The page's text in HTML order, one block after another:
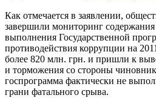
Как отмечается в заявлении,
завершили мониторинг
выполнения Государственной
противодействия коррупции на
более 820 млн. грн. и пришли к
и торможения со стороны
госпрограмма фактически не
грани фатального срыва.